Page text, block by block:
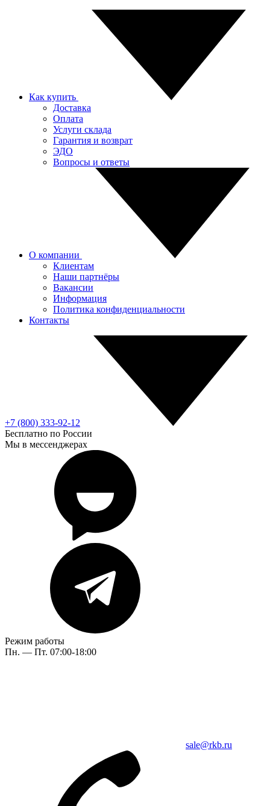
Как купить
Доставка
Оплата
Услуги склада
Гарантия и возврат
ЭДО
Вопросы и ответы
О компании
Клиентам
Наши партнёры
Вакансии
Информация
Политика конфиденциальности
Контакты
+7 (800) 333-92-12
Бесплатно по России
Мы в мессенджерах
Режим работы
Пн. — Пт. 07:00-18:00
sale@rkb.ru